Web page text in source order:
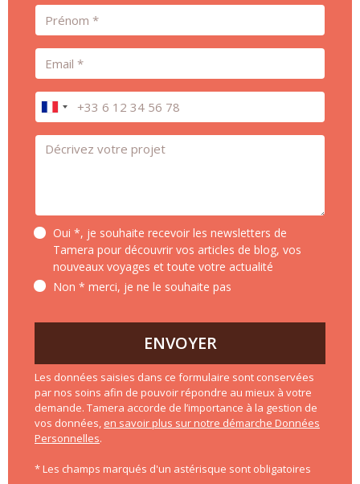
Prénom
Email
Téléphone
Message *
Oui *, je souhaite recevoir les newsletters de
Tamera pour découvrir vos articles de blog, vos
nouveaux voyages et toute votre actualité
Non * merci, je ne le souhaite pas
ENVOYER
Les données saisies dans ce formulaire sont conservées
par nos soins afin de pouvoir répondre au mieux à votre
demande. Tamera accorde de l’importance à la gestion de
vos données, en savoir plus sur notre démarche Données
Personnelles.
* Les champs marqués d'un astérisque sont obligatoires